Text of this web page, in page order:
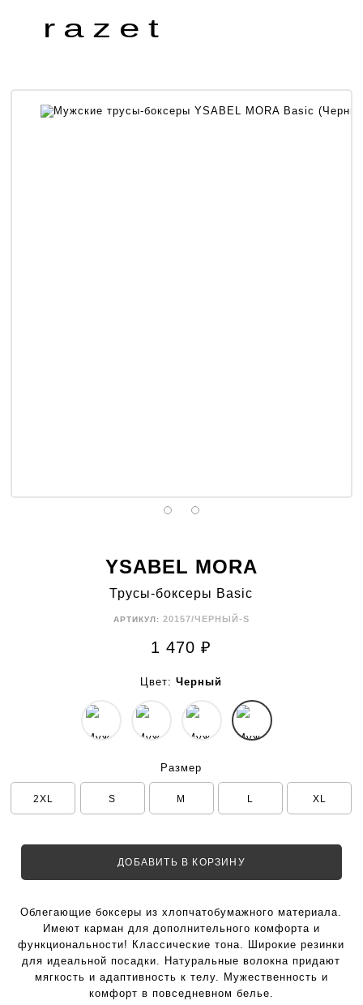
razet
YSABEL MORA
Трусы-боксеры Basic
АРТИКУЛ: 20157/ЧЕРНЫЙ-S
1 470 ₽
Цвет:Черный
Размер
2XL S M L XL
ДОБАВИТЬ В КОРЗИНУ
Облегающие боксеры из хлопчатобумажного материала.
Имеют карман для дополнительного комфорта и
функциональности! Классические тона. Широкие резинки
для идеальной посадки. Натуральные волокна придают
мягкость и адаптивность к телу. Мужественность и
комфорт в повседневном белье.